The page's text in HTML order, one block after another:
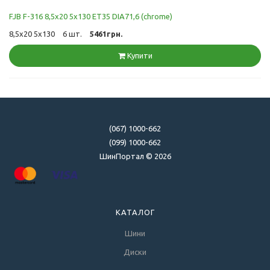
FJB F-316 8,5x20 5x130 ET35 DIA71,6 (chrome)
8,5x20 5x130 6 шт. 5461грн.
Купити
(067) 1000-662
(099) 1000-662
ШинПортал © 2026
КАТАЛОГ
Шини
Диски